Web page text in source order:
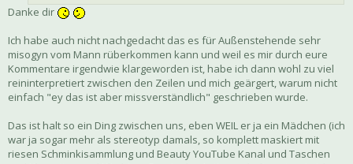
Danke dir
Ich habe auch nicht nachgedacht das es für Außenstehende sehr
misogyn vom Mann rüberkommen kann und weil es mir durch eure
Kommentare irgendwie klargeworden ist, habe ich dann wohl zu viel
reininterpretiert zwischen den Zeilen und mich geärgert, warum nicht
einfach "ey das ist aber missverständlich" geschrieben wurde.
Das ist halt so ein Ding zwischen uns, eben WEIL er ja ein Mädchen (ich
war ja sogar mehr als stereotyp damals, so komplett maskiert mit
riesen Schminkisammlung und Beauty YouTube Kanal und Taschen